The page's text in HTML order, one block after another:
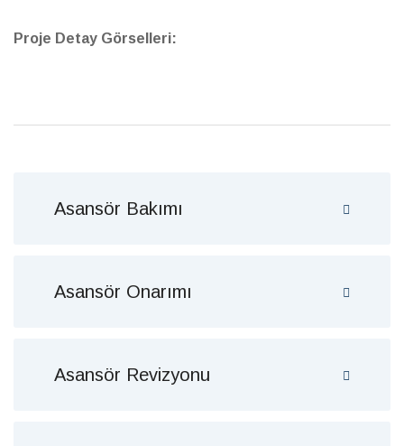
Proje Detay Görselleri:
Asansör Bakımı
Asansör Onarımı
Asansör Revizyonu